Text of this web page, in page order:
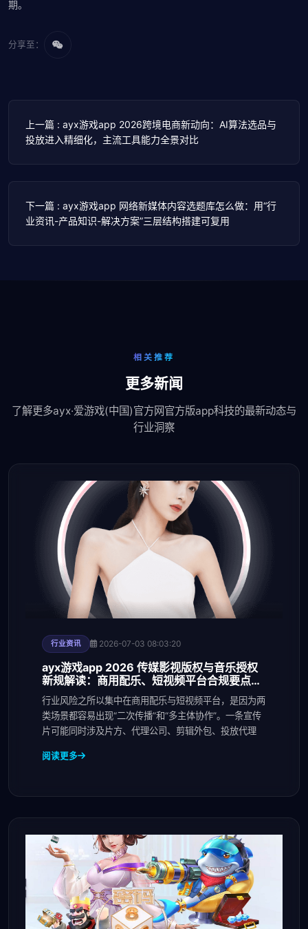
期。
分享至：
上一篇 : ayx游戏app 2026跨境电商新动向：AI算法选品与
投放进入精细化，主流工具能力全景对比
下一篇 : ayx游戏app 网络新媒体内容选题库怎么做：用“行
业资讯-产品知识-解决方案”三层结构搭建可复用
相关推荐
更多新闻
了解更多ayx·爱游戏(中国)官方网官方版app科技的最新动态与
行业洞察
行业资讯 2026-07-03 08:03:20
ayx游戏app 2026 传媒影视版权与音乐授权
新规解读：商用配乐、短视频平台合规要点与
避坑清单
行业风险之所以集中在商用配乐与短视频平台，是因为两
类场景都容易出现“二次传播”和“多主体协作”。一条宣传
片可能同时涉及片方、代理公司、剪辑外包、投放代理
阅读更多